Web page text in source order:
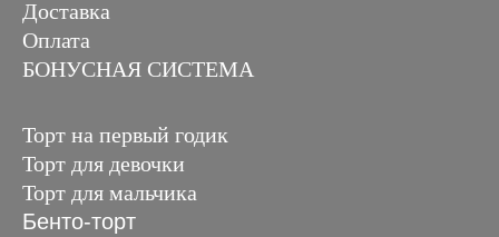
Доставка
Оплата
БОНУСНАЯ СИСТЕМА
Торт на первый годик
Торт для девочки
Торт для мальчика
Бенто-торт